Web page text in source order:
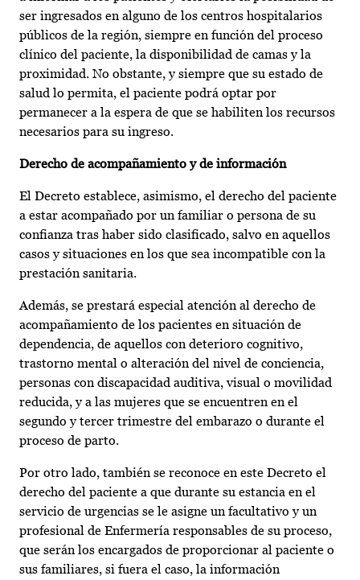
ser ingresados en alguno de los centros hospitalarios
públicos de la región, siempre en función del proceso
clínico del paciente, la disponibilidad de camas y la
proximidad. No obstante, y siempre que su estado de
salud lo permita, el paciente podrá optar por
permanecer a la espera de que se habiliten los recursos
necesarios para su ingreso.
Derecho de acompañamiento y de información
El Decreto establece, asimismo, el derecho del paciente
a estar acompañado por un familiar o persona de su
confianza tras haber sido clasificado, salvo en aquellos
casos y situaciones en los que sea incompatible con la
prestación sanitaria.
Además, se prestará especial atención al derecho de
acompañamiento de los pacientes en situación de
dependencia, de aquellos con deterioro cognitivo,
trastorno mental o alteración del nivel de conciencia,
personas con discapacidad auditiva, visual o movilidad
reducida, y a las mujeres que se encuentren en el
segundo y tercer trimestre del embarazo o durante el
proceso de parto.
Por otro lado, también se reconoce en este Decreto el
derecho del paciente a que durante su estancia en el
servicio de urgencias se le asigne un facultativo y un
profesional de Enfermería responsables de su proceso,
que serán los encargados de proporcionar al paciente o
sus familiares, si fuera el caso, la información